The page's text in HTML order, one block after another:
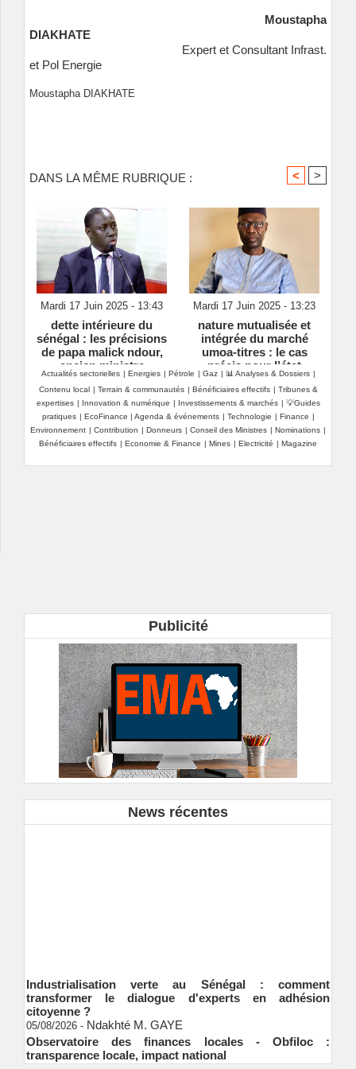
Moustapha
DIAKHATE
Expert et Consultant Infrast.
et Pol Energie
Moustapha DIAKHATE
DANS LA MÊME RUBRIQUE : < >
Mardi 17 Juin 2025 - 13:43
dette intérieure du
sénégal : les précisions
de papa malick ndour,
ancien ministre
Mardi 17 Juin 2025 - 13:23
nature mutualisée et
intégrée du marché
umoa‑titres : le cas
précis pour l’état
ivoirien
Actualités sectorielles | Energies | Pétrole | Gaz | 📊 Analyses & Dossiers |
Contenu local | Terrain & communautés | Bénéficiaires effectifs | Tribunes &
expertises | Innovation & numérique | Investissements & marchés | 💡Guides
pratiques | EcoFinance | Agenda & événements | Technologie | Finance |
Environnement | Contribution | Donneurs | Conseil des Ministres | Nominations |
Bénéficiaires effectifs | Economie & Finance | Mines | Electricité | Magazine
Publicité
News récentes
Industrialisation verte au Sénégal : comment
transformer le dialogue d'experts en adhésion
citoyenne ?
05/08/2026 -Ndakhté M. GAYE
Observatoire des finances locales - Obfiloc :
transparence locale, impact national
26/07/2026 -Ndakhté M. GAYE